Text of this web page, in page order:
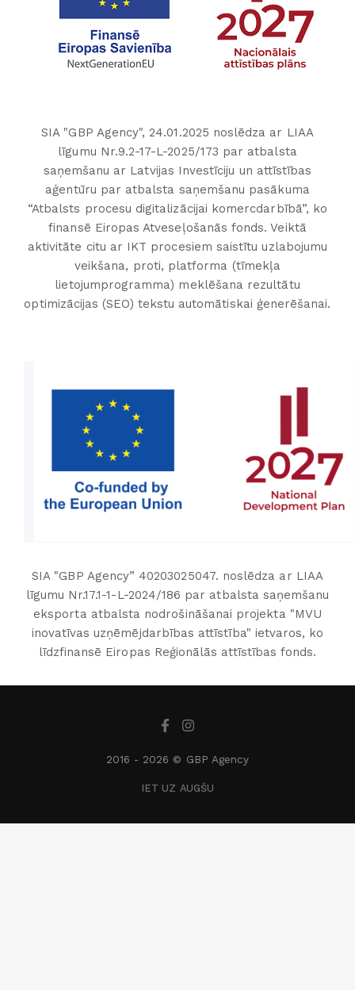
SIA "GBP Agency", 24.01.2025 noslēdza ar LIAA
līgumu Nr.9.2-17-L-2025/173 par atbalsta
saņemšanu ar Latvijas Investīciju un attīstības
aģentūru par atbalsta saņemšanu pasākuma
“Atbalsts procesu digitalizācijai komercdarbībā”, ko
finansē Eiropas Atveseļošanās fonds. Veiktā
aktivitāte citu ar IKT procesiem saistītu uzlabojumu
veikšana, proti, platforma (tīmekļa
lietojumprogramma) meklēšana rezultātu
optimizācijas (SEO) tekstu automātiskai ģenerēšanai.
SIA "GBP Agency” 40203025047. noslēdza ar LIAA
līgumu Nr.17.1-1-L-2024/186 par atbalsta saņemšanu
eksporta atbalsta nodrošināšanai projekta "MVU
inovatīvas uzņēmējdarbības attīstība" ietvaros, ko
līdzfinansē Eiropas Reģionālās attīstības fonds.
2016 - 2026 © GBP Agency
IET UZ AUGŠU